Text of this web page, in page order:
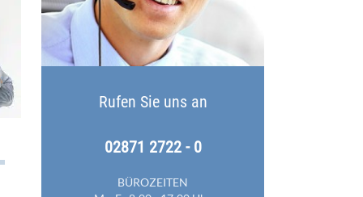
Rufen Sie uns an
02871 2722 - 0
BÜROZEITEN